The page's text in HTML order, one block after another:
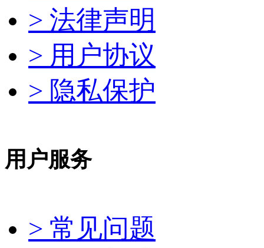
> 法律声明
> 用户协议
> 隐私保护
用户服务
> 常见问题